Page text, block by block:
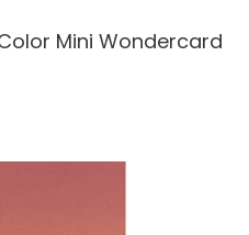
Mini Wondercard